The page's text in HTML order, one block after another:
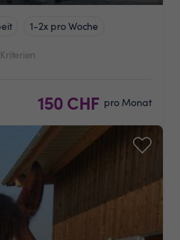
1-2x pro Woche
150 CHF pro Monat